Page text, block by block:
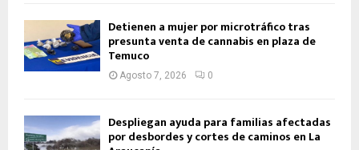
Detienen a mujer por microtráfico tras
presunta venta de cannabis en plaza de
Temuco
Agosto 7, 2026 0
Despliegan ayuda para familias afectadas
por desbordes y cortes de caminos en La